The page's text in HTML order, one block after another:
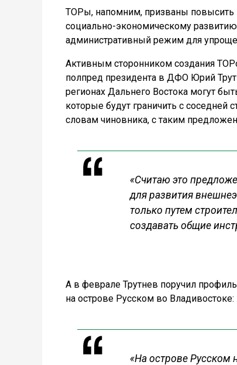
ТОРы, напомним, призваны повысить
социально-экономическому
административный режим для
Активным сторонником создания
полпред президента в ДФО Юрий
регионах Дальнего Востока могут
которые будут граничить с соседней
словам чиновника, с таким
«Считаю это
для развития
только путем
создавать общие
А в феврале Трутнев поручил
на острове Русском во Владивостоке:
«На острове Русском